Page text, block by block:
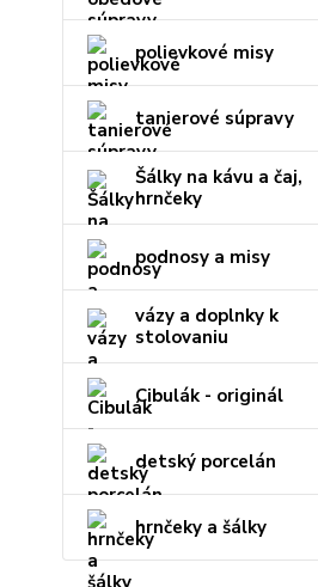
polievkové misy
tanierové súpravy
Šálky na kávu a čaj,
hrnčeky
podnosy a misy
vázy a doplnky k
stolovaniu
Cibulák - originál
detský porcelán
hrnčeky a šálky